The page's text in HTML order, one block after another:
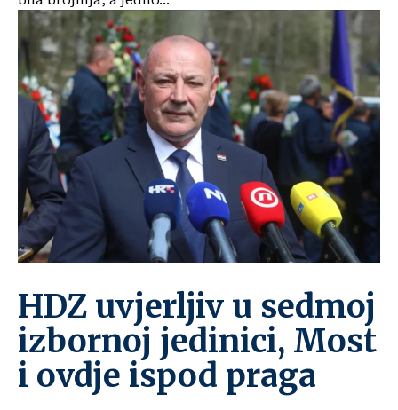
HDZ uvjerljiv u sedmoj
izbornoj jedinici, Most
i ovdje ispod praga